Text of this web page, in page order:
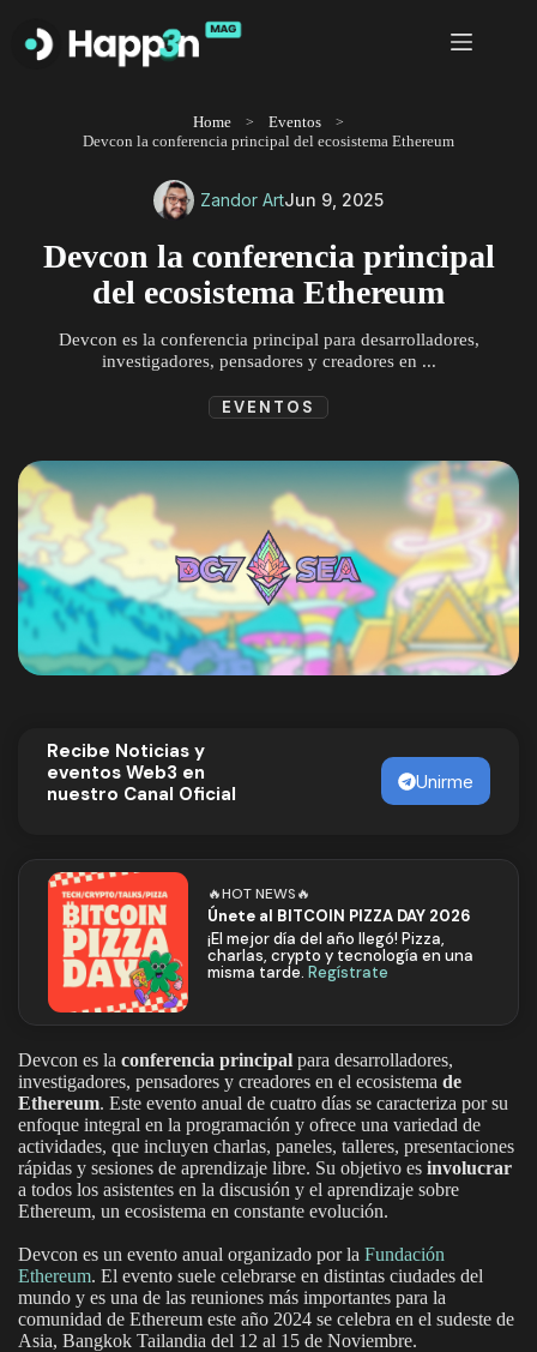
contenido
Home
Eventos
Devcon la conferencia principal del ecosistema Ethereum
Zandor ArtJun 9, 2025
Devcon la conferencia principal
del ecosistema Ethereum
Devcon es la conferencia principal para desarrolladores,
investigadores, pensadores y creadores en ...
EVENTOS
Recibe Noticias y
eventos Web3 en
nuestro Canal Oficial
Unirme
🔥HOT NEWS🔥
Únete al BITCOIN PIZZA DAY 2026
¡El mejor día del año llegó! Pizza,
charlas, crypto y tecnología en una
misma tarde.Regístrate
Devcon es la conferencia principal para desarrolladores,
investigadores, pensadores y creadores en el ecosistema de
Ethereum. Este evento anual de cuatro días se caracteriza por su
enfoque integral en la programación y ofrece una variedad de
actividades, que incluyen charlas, paneles, talleres, presentaciones
rápidas y sesiones de aprendizaje libre. Su objetivo es involucrar
a todos los asistentes en la discusión y el aprendizaje sobre
Ethereum, un ecosistema en constante evolución.
Devcon es un evento anual organizado por la Fundación
Ethereum. El evento suele celebrarse en distintas ciudades del
mundo y es una de las reuniones más importantes para la
comunidad de Ethereum este año 2024 se celebra en el sudeste de
Asia, Bangkok Tailandia del 12 al 15 de Noviembre.